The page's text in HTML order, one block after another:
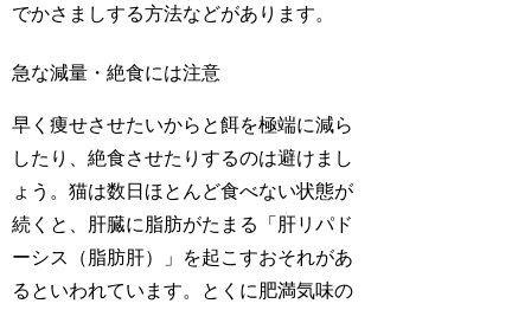
でかさましする方法などがあります。
急な減量・絶食には注意
早く痩せさせたいからと餌を極端に減ら
したり、絶食させたりするのは避けまし
ょう 。猫は数日ほとんど食べない状態が
続くと、肝臓に脂肪がたまる「肝リパド
ーシス（脂肪肝）」を起こすおそれがあ
るといわれています。とくに肥満気味の